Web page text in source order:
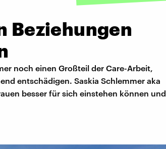
Beziehungen
noch einen Großteil der Care-Arbeit,
entschädigen. Saskia Schlemmer aka
besser für sich einstehen können und